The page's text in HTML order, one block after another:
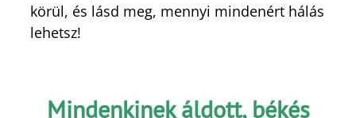
körül, és lásd meg, mennyi mindenért hálás
lehetsz!
Mindenkinek áldott, békés